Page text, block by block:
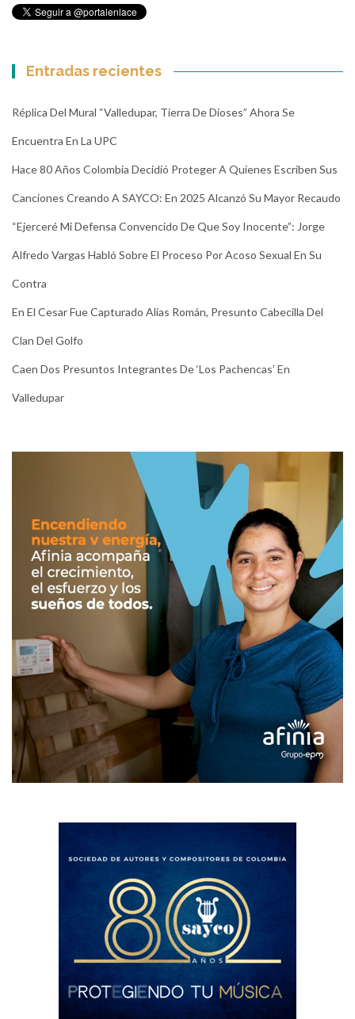
Entradas recientes
Réplica Del Mural “Valledupar, Tierra De Dioses” Ahora Se
Encuentra En La UPC
Hace 80 Años Colombia Decidió Proteger A Quienes Escriben Sus
Canciones Creando A SAYCO: En 2025 Alcanzó Su Mayor Recaudo
“Ejerceré Mi Defensa Convencido De Que Soy Inocente”: Jorge
Alfredo Vargas Habló Sobre El Proceso Por Acoso Sexual En Su
Contra
En El Cesar Fue Capturado Alias Román, Presunto Cabecilla Del
Clan Del Golfo
Caen Dos Presuntos Integrantes De ‘Los Pachencas’ En
Valledupar